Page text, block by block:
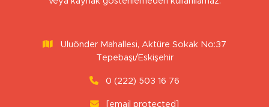
veya kaynak gösterilemeden kullanılamaz.
Uluönder Mahallesi, Aktüre Sokak No:37
Tepebaşı/Eskişehir
0 (222) 503 16 76